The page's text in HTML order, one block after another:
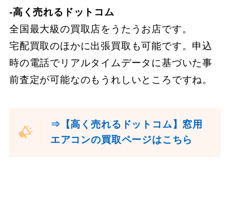
-高く売れるドットコム
全国最大級の買取店をうたうお店です。
宅配買取のほかに出張買取も可能です。申込
時の電話でリアルタイムデータに基づいた事
前査定が可能なのもうれしいところですね。
⇒【高く売れるドットコム】窓用
エアコンの買取ページはこちら